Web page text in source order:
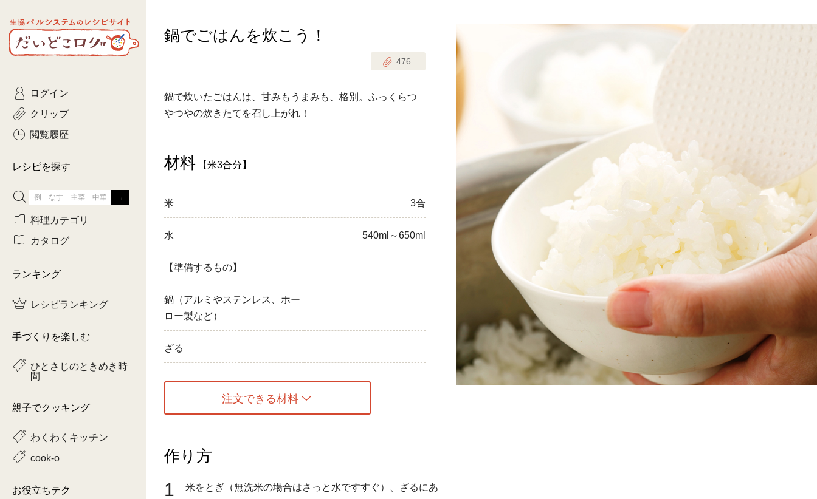
生協パルシステムのレシピ
サイト
だいどこログ
鍋でごはんを炊こう！
476
鍋で炊いたごはんは、甘みもうまみも、格別。ふっくらつ
やつやの炊きたてを召し上がれ！
材料 【米3合分】
米 3合
水 540ml～650ml
【準備するもの】
鍋（アルミやステンレス、ホー
ロー製など）
ざる
注文できる材料
作り方
1
米をとぎ（無洗米の場合はさっと水ですすぐ）、ざるにあ
ログイン
クリップ
閲覧履歴
レシピを探す
ひとさじのときめき時間
おきらくだ 1歳半からの幼児食
飛田和緒さんレシピ
牛肉
料理カテゴリ
主菜
常備菜・作りおき お弁当
カタログ
コトコト
yumyumいっしょごはん
乾物屋さん
ランキング
レシピランキング
手づくりを楽しむ
ひとさじのときめき時
間
親子でクッキング
わくわくキッチン
cook-o
お役立ちテク